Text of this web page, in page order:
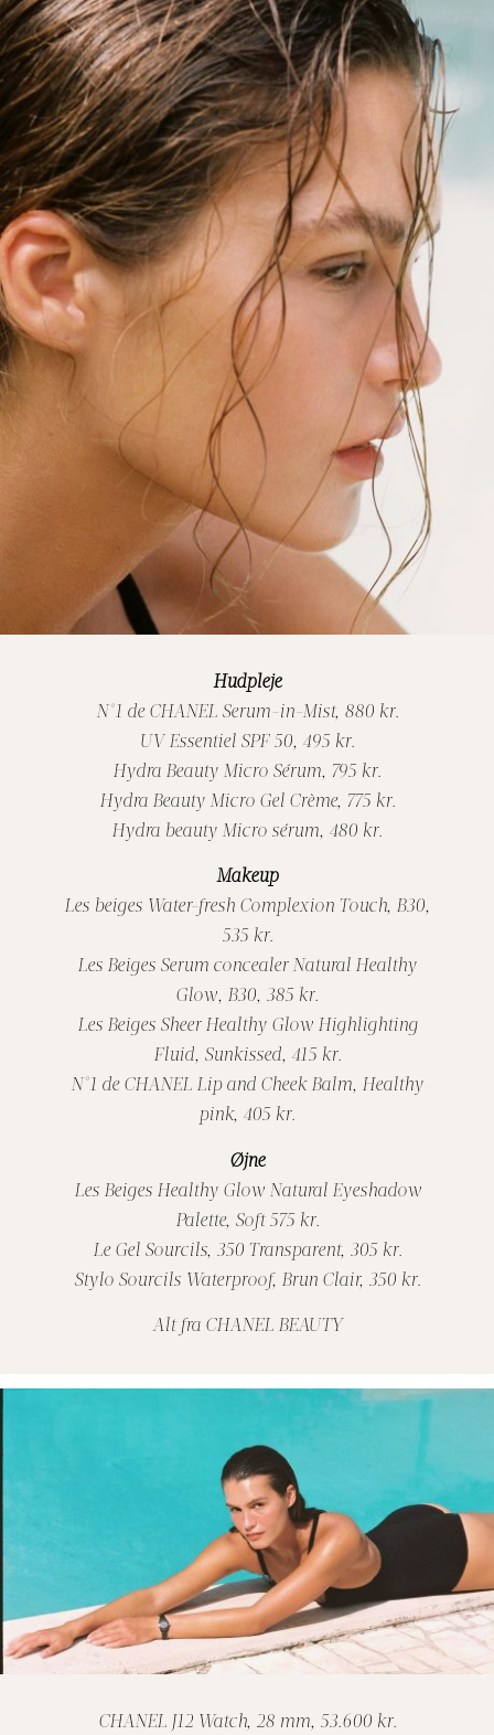
Hudpleje
N°1 de CHANEL Serum-in-Mist, 880 kr.
UV Essentiel SPF 50, 495 kr.
Hydra Beauty Micro Sérum, 795 kr.
Hydra Beauty Micro Gel Crème, 775 kr.
Hydra beauty Micro sérum, 480 kr.
Makeup
Les beiges Water-fresh Complexion Touch, B30,
535 kr.
Les Beiges Serum concealer Natural Healthy
Glow, B30, 385 kr.
Les Beiges Sheer Healthy Glow Highlighting
Fluid, Sunkissed, 415 kr.
N°1 de CHANEL Lip and Cheek Balm, Healthy
pink, 405 kr.
Øjne
Les Beiges Healthy Glow Natural Eyeshadow
Palette, Soft 575 kr.
Le Gel Sourcils, 350 Transparent, 305 kr.
Stylo Sourcils Waterproof, Brun Clair, 350 kr.
Alt fra CHANEL BEAUTY
CHANEL J12 Watch, 28 mm, 53.600 kr.